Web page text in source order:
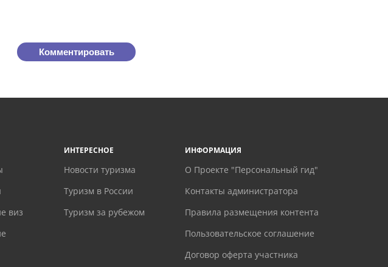
Комментировать
виз
ИНТЕРЕСНОЕ
Новости туризма
Туризм в России
Туризм за рубежом
ИНФОРМАЦИЯ
О Проекте "Персональный гид"
Контакты администратора
Правила размещения контента
Пользовательское соглашение
Договор оферта участника